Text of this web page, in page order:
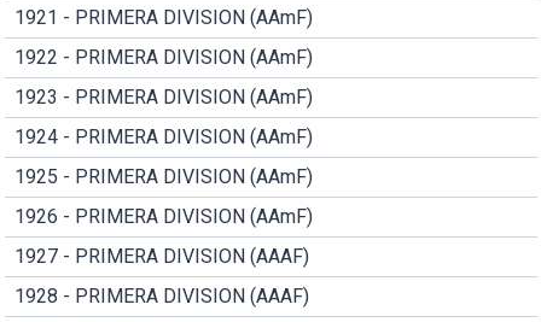
1921 - PRIMERA DIVISION (AAmF)
1922 - PRIMERA DIVISION (AAmF)
1923 - PRIMERA DIVISION (AAmF)
1924 - PRIMERA DIVISION (AAmF)
1925 - PRIMERA DIVISION (AAmF)
1926 - PRIMERA DIVISION (AAmF)
1927 - PRIMERA DIVISION (AAAF)
1928 - PRIMERA DIVISION (AAAF)